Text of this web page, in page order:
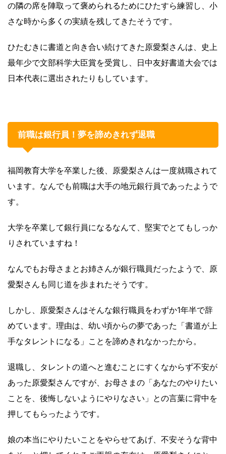
の隣の席を陣取って褒められるためにひたすら練習し、小
さな時から多くの実績を残してきたそうです。
ひたむきに書道と向き合い続けてきた原愛梨さんは、史上
最年少で文部科学大臣賞を受賞し、日中友好書道大会では
日本代表に選出されたりもしています。
前職は銀行員！夢を諦めきれず退職
福岡教育大学を卒業した後、原愛梨さんは一度就職されて
います。なんでも前職は大手の地元銀行員であったようで
す。
大学を卒業して銀行員になるなんて、堅実でとてもしっか
りされていますね！
なんでもお母さまとお姉さんが銀行職員だったようで、原
愛梨さんも同じ道を歩まれたそうです。
しかし、原愛梨さんはそんな銀行職員をわずか1年半で辞
めています。理由は、幼い頃からの夢であった「書道が上
手なタレントになる」ことを諦めきれなかったから。
退職し、タレントの道へと進むことにすくなからず不安が
あった原愛梨さんですが、お母さまの「あなたのやりたい
ことを、後悔しないようにやりなさい」との言葉に背中を
押してもらったようです。
娘の本当にやりたいことをやらせてあげ、不安そうな背中